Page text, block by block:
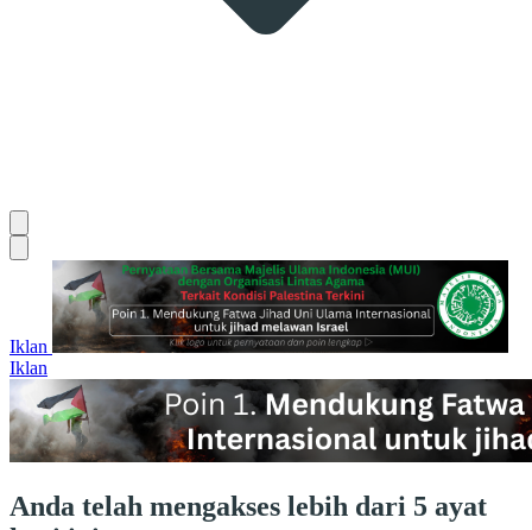
Iklan
Iklan
Anda telah mengakses lebih dari 5 ayat